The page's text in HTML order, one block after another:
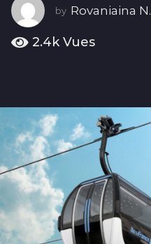
by Rovaniaina N.
2.4k Vues